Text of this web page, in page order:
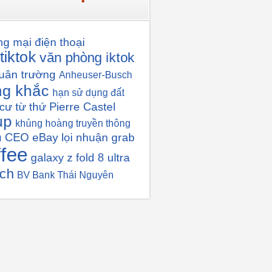
mại điện thoại
văn phòng iktok
trường Anheuser-Busch
khắc hạn sử dụng đất
từ thứ Pierre Castel
khủng hoàng truyền thông
CEO eBay lọi nhuận grab
galaxy z fold 8 ultra
BV Bank Thái Nguyên